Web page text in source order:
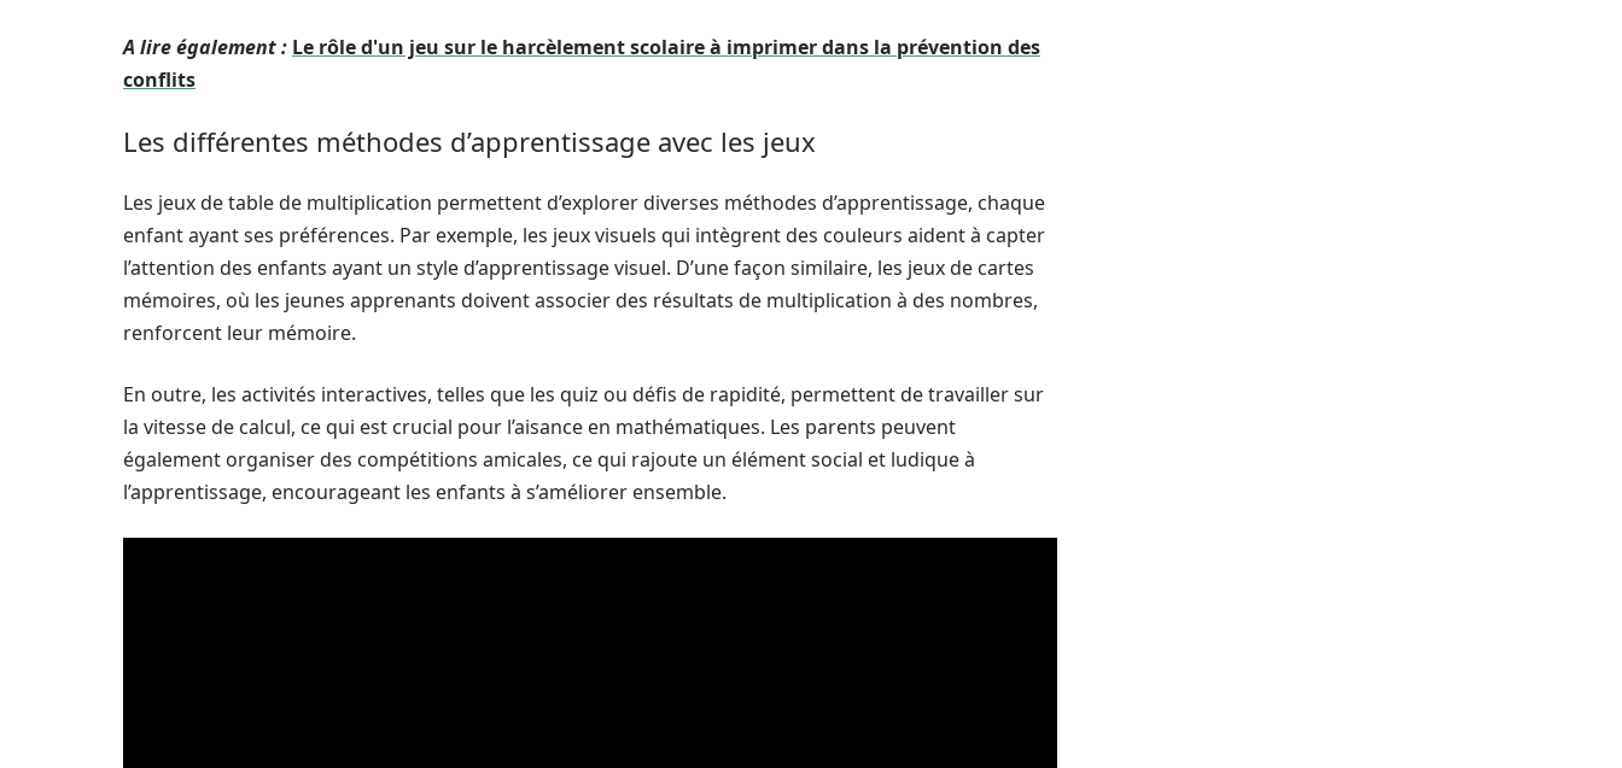
A lire également : Le rôle d'un jeu sur le harcèlement scolaire à imprimer dans la prévention des
conflits
Les différentes méthodes d’apprentissage avec les jeux
Les jeux de table de multiplication permettent d’explorer diverses méthodes d’apprentissage, chaque
enfant ayant ses préférences. Par exemple, les jeux visuels qui intègrent des couleurs aident à capter
l’attention des enfants ayant un style d’apprentissage visuel. D’une façon similaire, les jeux de cartes
mémoires, où les jeunes apprenants doivent associer des résultats de multiplication à des nombres,
renforcent leur mémoire.
En outre, les activités interactives, telles que les quiz ou défis de rapidité, permettent de travailler sur
la vitesse de calcul, ce qui est crucial pour l’aisance en mathématiques. Les parents peuvent
également organiser des compétitions amicales, ce qui rajoute un élément social et ludique à
l’apprentissage, encourageant les enfants à s’améliorer ensemble.